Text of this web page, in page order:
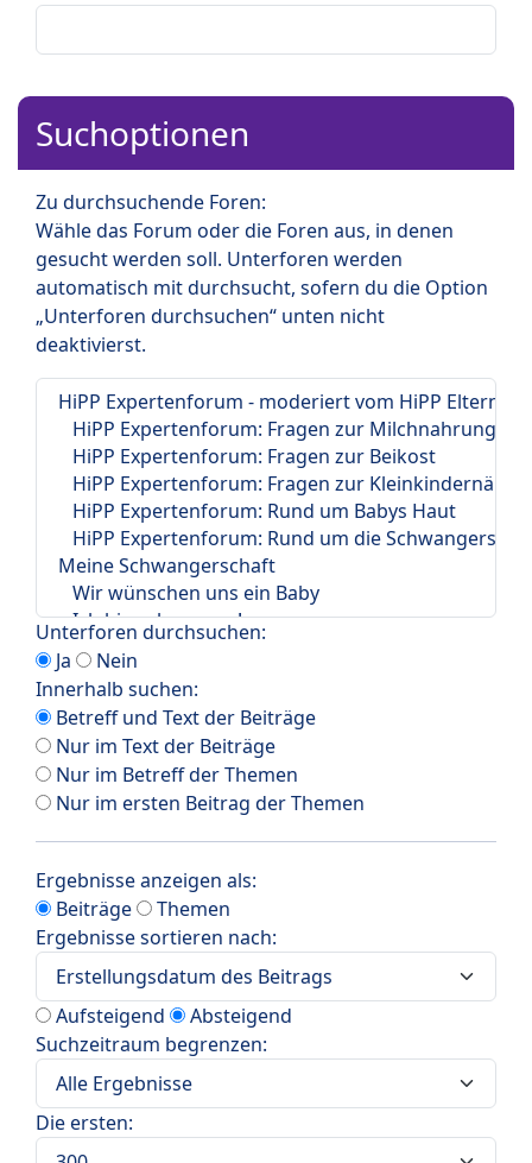
Suchoptionen
Zu durchsuchende Foren:
Wähle das Forum oder die Foren aus, in denen
gesucht werden soll. Unterforen werden
automatisch mit durchsucht, sofern du die Option
„Unterforen durchsuchen“ unten nicht
deaktivierst.
Unterforen durchsuchen:
Ja
Nein
Innerhalb suchen:
Betreff und Text der Beiträge
Nur im Text der Beiträge
Nur im Betreff der Themen
Nur im ersten Beitrag der Themen
Ergebnisse anzeigen als:
Beiträge
Themen
Ergebnisse sortieren nach:
Aufsteigend
Absteigend
Suchzeitraum begrenzen:
Die ersten: